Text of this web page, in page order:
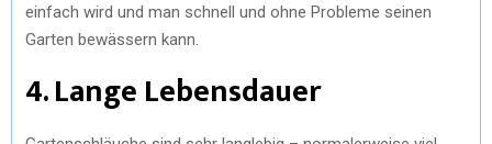
einfach wird und man schnell und ohne Probleme seinen
Garten bewässern kann.
4. Lange Lebensdauer